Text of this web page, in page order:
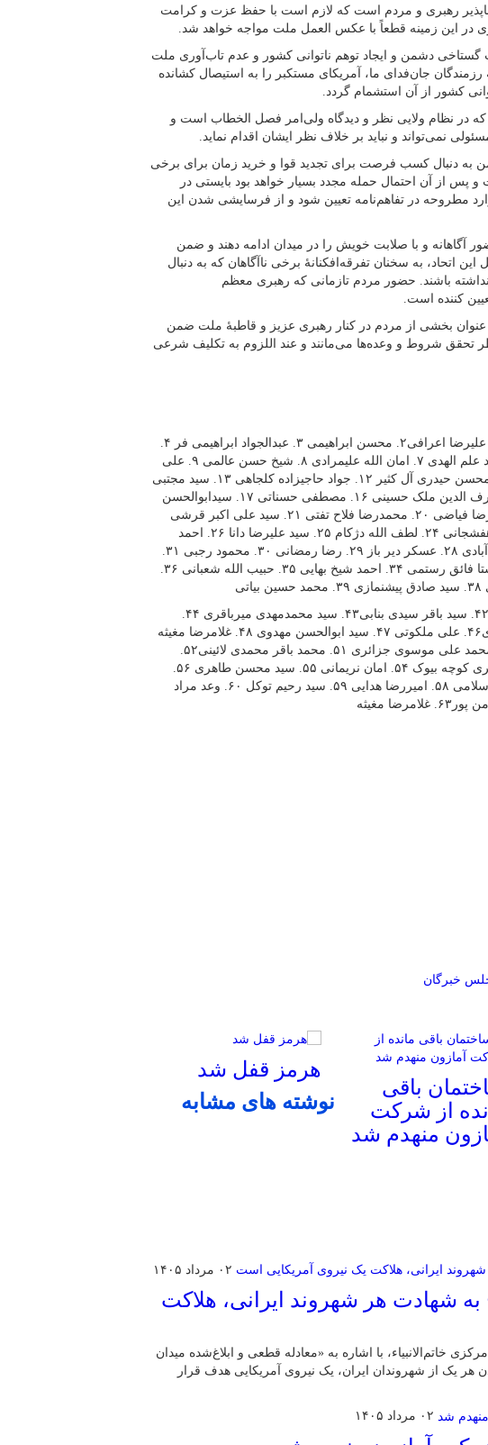
رهبری و مردم است که لازم است با حفظ عزت و کرامت
در این زمینه قطعاً با عکس العمل ملت مواجه خواهد شد.
گستاخی دشمن و ایجاد توهم ناتوانی کشور و عدم تاب‌آوری ملت
رزمندگان جان‌فدای ما، آمریکای مستکبر را به استیصال کشانده
کشور از آن استشمام گردد.
که در نظام ولایی نظر و دیدگاه ولی‌امر فصل الخطاب است و
نمی‌تواند و نباید بر خلاف نظر ایشان اقدام نماید.
به دنبال کسب فرصت برای تجدید قوا و خرید زمان برای برخی
و پس از آن احتمال حمله مجدد بسیار خواهد بود بایستی در
۶۰ روزه تکلیف موارد مطروحه در تفاهم‌نامه تعیین شود و از فرسایشی شدن این
آگاهانه و با صلابت خویش را در میدان ادامه دهند و ضمن
اتحاد، به سخنان تفرقه‌افکنانۀ برخی ناآگاهان که به دنبال
باشند. حضور مردم تازمانی که رهبری معظم
کننده است.
عنوان بخشی از مردم در کنار رهبری عزیز و قاطبۀ ملت ضمن
تحقق شروط و وعده‌ها می‌مانند و عند اللزوم به تکلیف شرعی
علی اسلامی ۵. محسن اراکی ۶. سید احمد علم الهدی ۷. امان الله علیمرادی ۸. شیخ حسن عالمی ۹. علی
عباسی۱۰. مولوی عبدالرحمن عارفی ۱۱. محسن حیدری آل کثیر ۱۲. جواد حاجیزاده کلجاهی ۱۳. سید مجتبی
حسینی ۱۴. سید سعید حسینی ۱۵. سید شرف الدین ملک حسینی ۱۶. مصطفی حسناتی ۱۷. سیدابوالحسن
حسن‌زاده ۱۸. سید حسن عاملی ۱۹. غلامرضا فیاضی ۲۰. محمدرضا فلاح تفتی ۲۱. سید علی اکبر قرشی
۲۲. علی اکبر کلانتری ۲۳. عبدالله کیوانی هفشجانی ۲۴. لطف الله دژکام ۲۵. سید علیرضا دانا ۲۶. احمد
غلامرضا مصباحی مقدم ۴۵. حسین مظفری۴۶. علی ملکوتی ۴۷. سید ابوالحسن مهدوی ۴۸. غلامرضا مغیثه
علی کاظمی گیلانی ۵۷. مولوی علی احمد سلامی ۵۸. امیررضا هدایی ۵۹. سید رحیم توکل ۶۰. وعد مراد
خبرگان
باقی
از شرکت
منهدم شد
هرمز قفل شد
نوشته های مشابه
۰۲ مرداد ۱۴۰۵
شهادت هر شهروند ایرانی، هلاکت
خاتم‌الانبیاء، با اشاره به «معادله قطعی و ابلاغ‌شده میدان
هر یک از شهروندان ایران، یک نیروی آمریکایی هدف قرار
۰۲ مرداد ۱۴۰۵